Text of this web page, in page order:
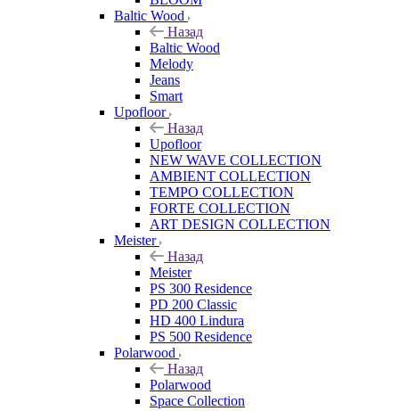
Baltic Wood
Назад
Baltic Wood
Melody
Jeans
Smart
Upofloor
Назад
Upofloor
NEW WAVE COLLECTION
AMBIENT COLLECTION
TEMPO COLLECTION
FORTE COLLECTION
ART DESIGN COLLECTION
Meister
Назад
Meister
PS 300 Residence
PD 200 Classic
HD 400 Lindura
PS 500 Residence
Polarwood
Назад
Polarwood
Space Collection